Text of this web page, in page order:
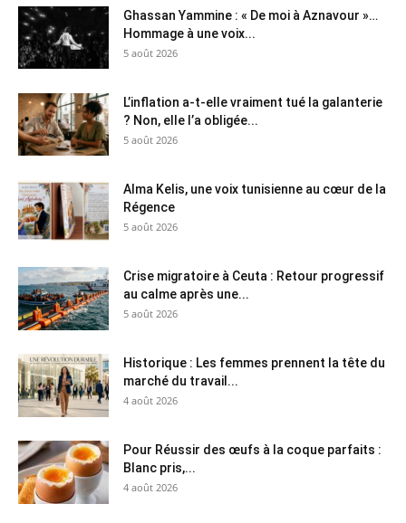
Ghassan Yammine : « De moi à Aznavour »…
Hommage à une voix...
5 août 2026
L’inflation a-t-elle vraiment tué la galanterie
? Non, elle l’a obligée...
5 août 2026
Alma Kelis, une voix tunisienne au cœur de la
Régence
5 août 2026
Crise migratoire à Ceuta : Retour progressif
au calme après une...
5 août 2026
Historique : Les femmes prennent la tête du
marché du travail...
4 août 2026
Pour Réussir des œufs à la coque parfaits :
Blanc pris,...
4 août 2026